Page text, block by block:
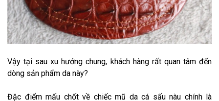
Vậy tại sau xu hướng chung, khách hàng rất quan tâm đến
dòng sản phẩm da này?
Đặc điểm mấu chốt về chiếc mũ da cá sấu nàu chính là